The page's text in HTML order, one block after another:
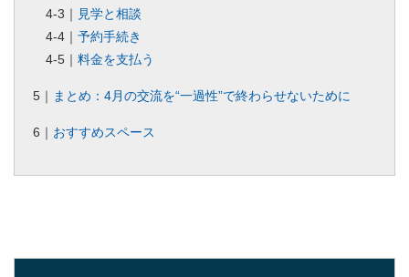
4-3｜ 見学と相談
4-4｜ 予約手続き
4-5｜ 料金を支払う
5｜ まとめ：4月の交流を“一過性”で終わらせないために
6｜ おすすめスペース